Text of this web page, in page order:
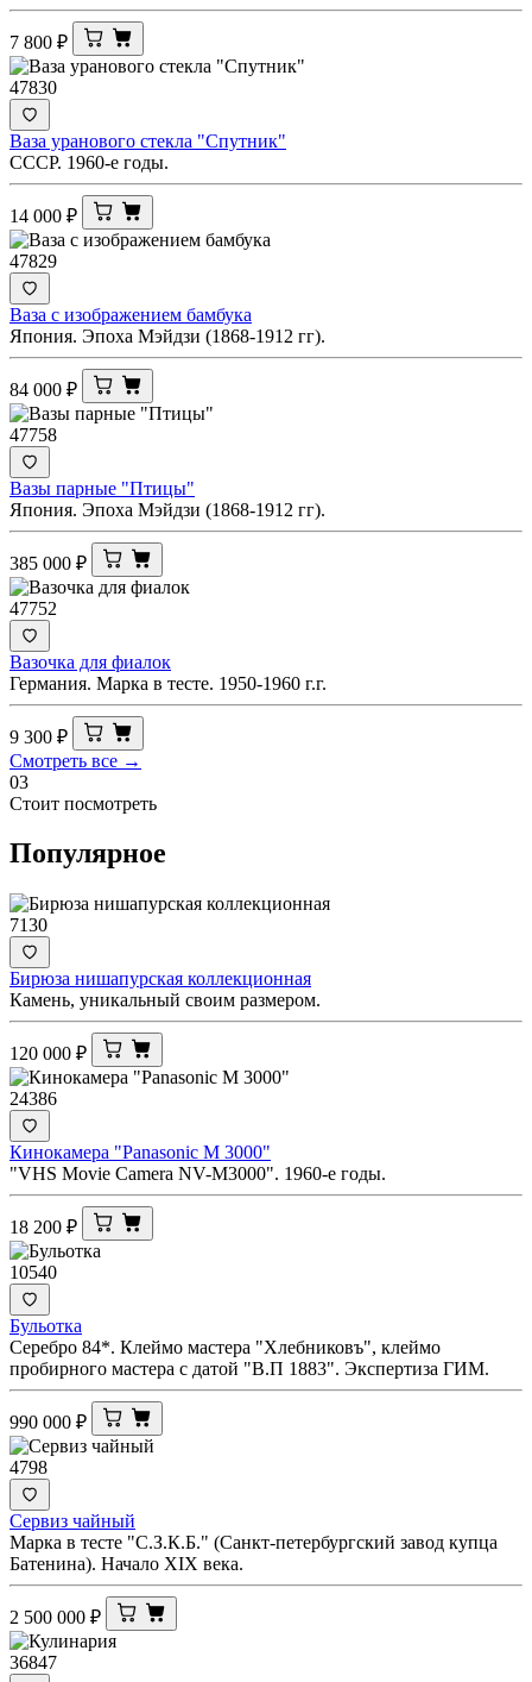
7 800 ₽
47830
Ваза уранового стекла "Спутник"
СССР. 1960-е годы.
14 000 ₽
47829
Ваза с изображением бамбука
Япония. Эпоха Мэйдзи (1868-1912 гг).
84 000 ₽
47758
Вазы парные "Птицы"
Япония. Эпоха Мэйдзи (1868-1912 гг).
385 000 ₽
47752
Вазочка для фиалок
Германия. Марка в тесте. 1950-1960 г.г.
9 300 ₽
Смотреть все →
03
Стоит посмотреть
Популярное
7130
Бирюза нишапурская коллекционная
Камень, уникальный своим размером.
120 000 ₽
24386
Кинокамера "Panasonic M 3000"
"VHS Movie Camera NV-M3000". 1960-е годы.
18 200 ₽
10540
Бульотка
Серебро 84*. Клеймо мастера "Хлебниковъ", клеймо
пробирного мастера с датой "В.П 1883". Экспертиза ГИМ.
990 000 ₽
4798
Сервиз чайный
Марка в тесте "С.З.К.Б." (Санкт-петербургский завод купца
Батенина). Начало XIX века.
2 500 000 ₽
36847